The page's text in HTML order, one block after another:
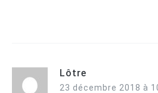
Lôtre
23 décembre 2018 à